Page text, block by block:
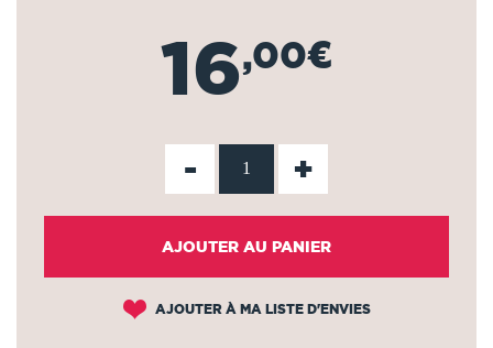
16,00€
- +
AJOUTER AU PANIER
AJOUTER À MA LISTE D'ENVIES